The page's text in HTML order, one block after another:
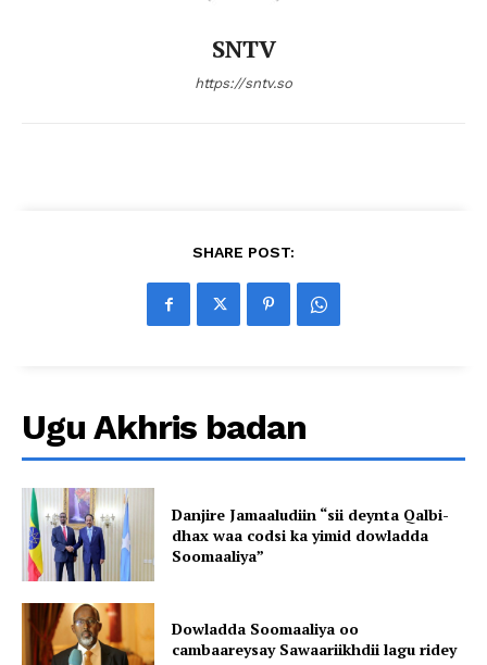
SNTV
https://sntv.so
SHARE POST:
Ugu Akhris badan
Danjire Jamaaludiin “sii deynta Qalbi-
dhax waa codsi ka yimid dowladda
Soomaaliya”
Dowladda Soomaaliya oo
cambaareysay Sawaariikhdii lagu ridey